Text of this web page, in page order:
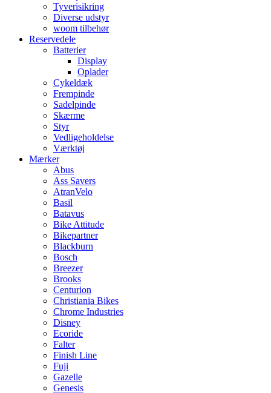
Tyverisikring
Diverse udstyr
woom tilbehør
Reservedele
Batterier
Display
Oplader
Cykeldæk
Frempinde
Sadelpinde
Skærme
Styr
Vedligeholdelse
Værktøj
Mærker
Abus
Ass Savers
AtranVelo
Basil
Batavus
Bike Attitude
Bikepartner
Blackburn
Bosch
Breezer
Brooks
Centurion
Christiania Bikes
Chrome Industries
Disney
Ecoride
Falter
Finish Line
Fuji
Gazelle
Genesis